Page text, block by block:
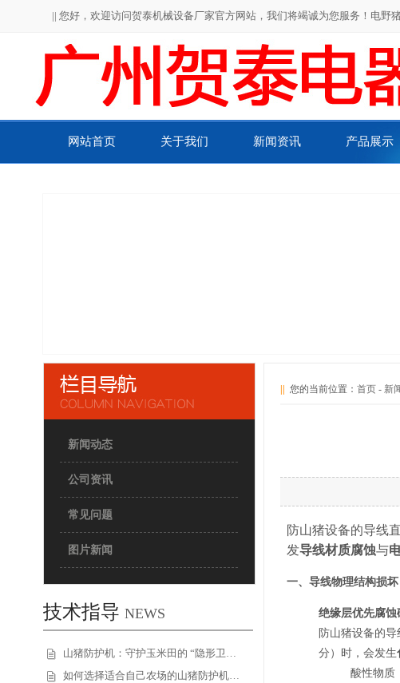
|| 您好，欢迎访问贺泰机械设备厂家官方网站，我们将竭诚为您服务！电野
网站首页 关于我们 新闻资讯 产品展示
新闻动态
公司资讯
常见问题
图片新闻
技术指导 NEWS
山猪防护机：守护玉米田的 “隐形卫…
如何选择适合自己农场的山猪防护机…
您的当前位置： 首页 - 新
防山猪设备的导线
发导线材质腐蚀与
一、导线物理结构损
绝缘层优先腐蚀
防山猪设备的
分）时，会发生
酸性物质